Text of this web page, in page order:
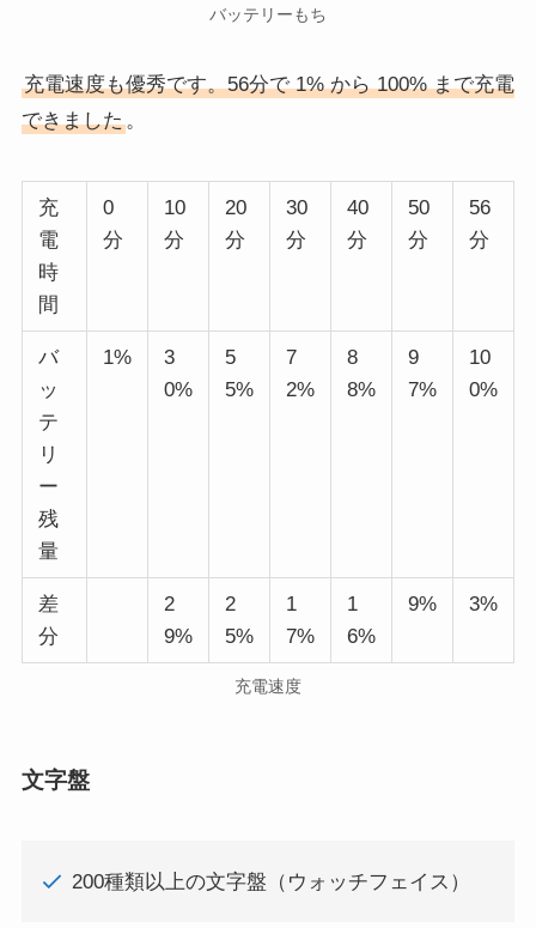
バッテリーもち
充電速度も優秀です。56分で 1% から 100% まで充電
できました。
充
電
時
間
0
分
10
分
20
分
30
分
40
分
50
分
56
分
バ
ッ
テ
リ
ー
残
量
1%
3
0%
5
5%
7
2%
8
8%
9
7%
10
0%
差
分
2
9%
2
5%
1
7%
1
6%
9% 3%
充電速度
文字盤
200種類以上の文字盤（ウォッチフェイス）